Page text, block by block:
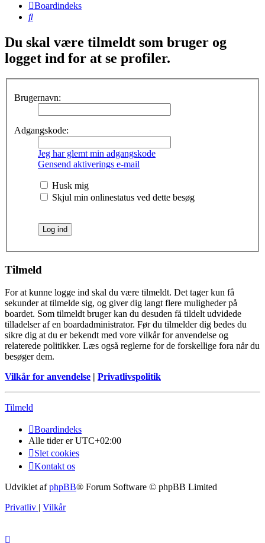
Boardindeks
Søg
Du skal være tilmeldt som bruger og
logget ind for at se profiler.
Brugernavn:
Adgangskode:
Jeg har glemt min adgangskode
Gensend aktiverings e-mail
Husk mig
Skjul min onlinestatus ved dette besøg
Tilmeld
For at kunne logge ind skal du være tilmeldt. Det tager kun få
sekunder at tilmelde sig, og giver dig langt flere muligheder på
boardet. Som tilmeldt bruger kan du desuden få tildelt udvidede
tilladelser af en boardadministrator. Før du tilmelder dig bedes du
sikre dig at du er bekendt med vore vilkår for anvendelse og
relaterede politikker. Læs også reglerne for de forskellige fora når du
besøger dem.
Vilkår for anvendelse | Privatlivspolitik
Tilmeld
Boardindeks
Alle tider erUTC+02:00
Slet cookies
Kontakt os
Udviklet afphpBB® Forum Software © phpBB Limited
Privatliv | Vilkår